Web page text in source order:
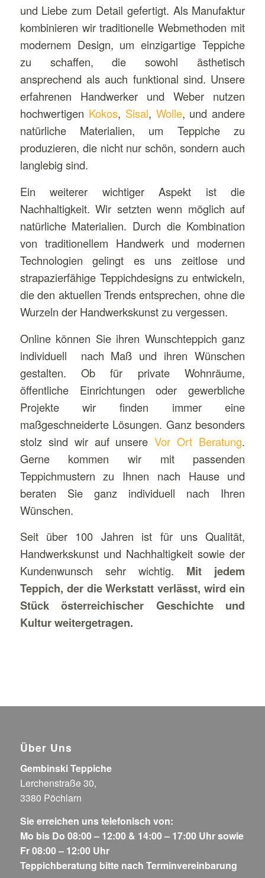
und Liebe zum Detail gefertigt. Als Manufaktur
kombinieren wir traditionelle Webmethoden mit
modernem Design, um einzigartige Teppiche
zu schaffen, die sowohl ästhetisch
ansprechend als auch funktional sind. Unsere
erfahrenen Handwerker und Weber nutzen
hochwertigen Kokos, Sisal, Wolle, und andere
natürliche Materialien, um Teppiche zu
produzieren, die nicht nur schön, sondern auch
langlebig sind.
Ein weiterer wichtiger Aspekt ist die
Nachhaltigkeit. Wir setzten wenn möglich auf
natürliche Materialien. Durch die Kombination
von traditionellem Handwerk und modernen
Technologien gelingt es uns zeitlose und
strapazierfähige Teppichdesigns zu entwickeln,
die den aktuellen Trends entsprechen, ohne die
Wurzeln der Handwerkskunst zu vergessen.
Online können Sie ihren Wunschteppich ganz
individuell nach Maß und ihren Wünschen
gestalten. Ob für private Wohnräume,
öffentliche Einrichtungen oder gewerbliche
Projekte wir finden immer eine
maßgeschneiderte Lösungen. Ganz besonders
stolz sind wir auf unsereVor Ort Beratung.
Gerne kommen wir mit passenden
Teppichmustern zu Ihnen nach Hause und
beraten Sie ganz individuell nach Ihren
Wünschen.
Seit über 100 Jahren ist für uns Qualität,
Handwerkskunst und Nachhaltigkeit sowie der
Kundenwunsch sehr wichtig. Mit jedem
Teppich, der die Werkstatt verlässt, wird ein
Stück österreichischer Geschichte und
Kultur weitergetragen.
Über Uns
Gembinski Teppiche
Lerchenstraße 30,
3380 Pöchlarn
Sie erreichen uns telefonisch von:
Mo bis Do 08:00 – 12:00 & 14:00 – 17:00 Uhr sowie
Fr 08:00 – 12:00 Uhr
Teppichberatung bitte nach Terminvereinbarung